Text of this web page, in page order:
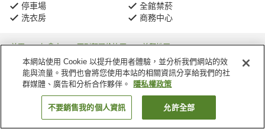
停車場
全館禁菸
洗衣房
商務中心
首頁 加拿大 不列顛哥倫比亞
首都地區
維多利亞快捷假日套房飯店 - 科爾伍德
找客房
本網站使用 Cookie 以提升使用者體驗，並分析我們網站的效
能與流量。我們也會將您使用本站的相關資訊分享給我們的社
群媒體、廣告和分析合作夥伴。
隱私權政策
不要銷售我的個人資訊 允許全部